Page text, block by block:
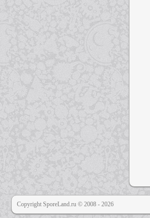
Copyright SporeLand.ru © 2008 - 2026